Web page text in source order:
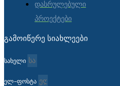
დასრულებული
პროექტები
ᲒᲐᲛᲝᲘᲬᲔᲠᲔ ᲡᲘᲐᲮᲚᲔᲔᲑᲘ
სახელი
ელ-ფოსტა